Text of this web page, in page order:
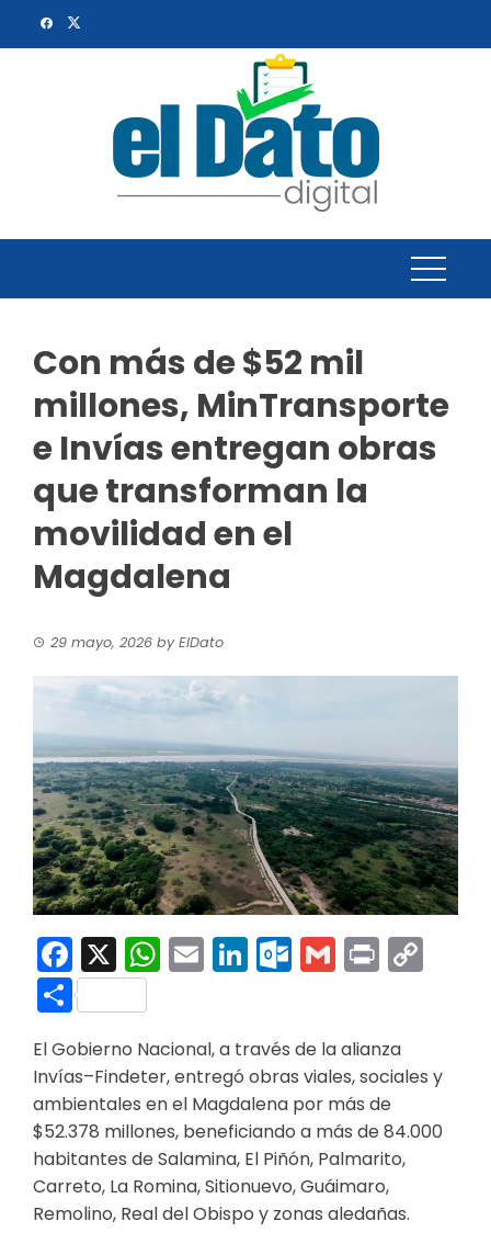
Con más de $52 mil
millones, MinTransporte
e Invías entregan obras
que transforman la
movilidad en el
Magdalena
29 mayo, 2026 byElDato
Facebook
X WhatsApp
EmailLinkedInGmail
Print
Compartir
El Gobierno Nacional, a través de la alianza
Invías–Findeter, entregó obras viales, sociales y
ambientales en el Magdalena por más de
$52.378 millones, beneficiando a más de 84.000
habitantes de Salamina, El Piñón, Palmarito,
Carreto, La Romina, Sitionuevo, Guáimaro,
Remolino, Real del Obispo y zonas aledañas.